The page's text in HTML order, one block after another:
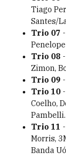
Tiago
Santes/
Trio 07
Trio 08
Zimon,
Trio 09
Trio 10
Coelho,
Pambelli.
Trio 11
Morris,
Banda